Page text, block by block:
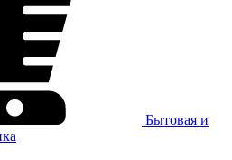
Бытовая и